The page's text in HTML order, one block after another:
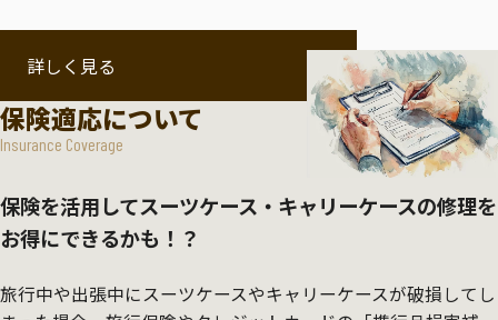
詳しく見る
保険適応について
Insurance Coverage
保険を活用してスーツケース・キャリーケースの修理を
お得にできるかも！？
旅行中や出張中にスーツケースやキャリーケースが破損してし